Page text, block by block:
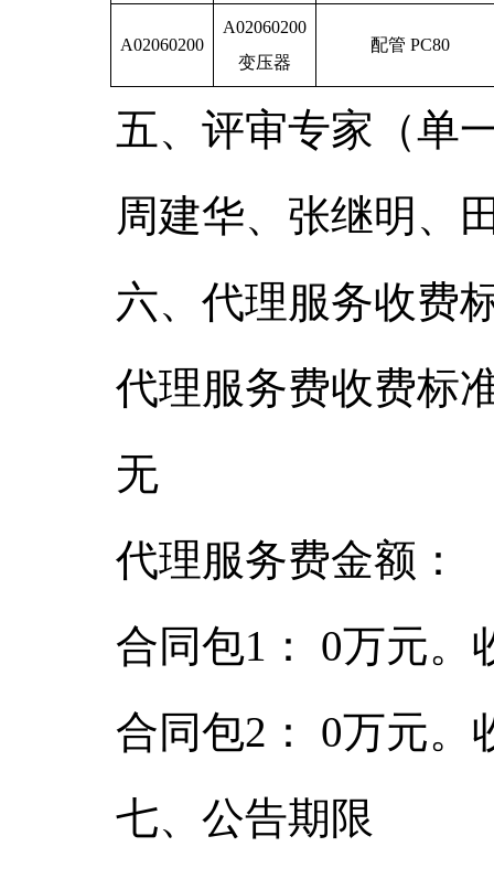
A02060200
A02060200
变压器
配管 PC80
五、评审专家（单
周建华、张继明、
六、代理服务收费
代理服务费收费标
无
代理服务费金额：
合同包1： 0万元。
合同包2： 0万元。
七、公告期限